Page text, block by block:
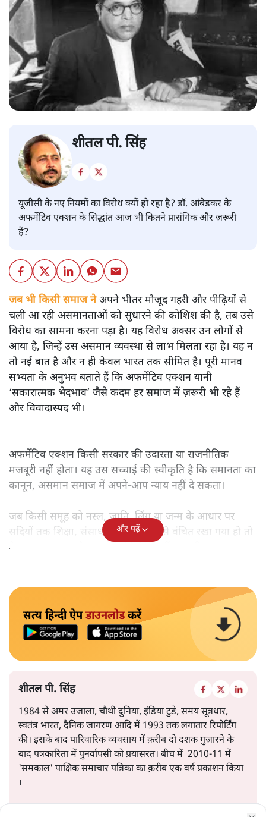
शीतल पी. सिंह
यूजीसी के नए नियमों का विरोध क्यों हो रहा है? डॉ. आंबेडकर के
अफर्मेटिव एक्शन के सिद्धांत आज भी कितने प्रासंगिक और ज़रूरी
हैं?
जब भी किसी समाज नेअपने भीतर मौजूद गहरी और पीढ़ियों से
चली आ रही असमानताओं को सुधारने की कोशिश की है, तब उसे
विरोध का सामना करना पड़ा है। यह विरोध अक्सर उन लोगों से
आया है, जिन्हें उस असमान व्यवस्था से लाभ मिलता रहा है। यह न
तो नई बात है और न ही केवल भारत तक सीमित है। पूरी मानव
सभ्यता के अनुभव बताते हैं कि अफर्मेटिव एक्शन यानी
‘सकारात्मक भेदभाव’ जैसे कदम हर समाज में ज़रूरी भी रहे हैं
और विवादास्पद भी।
अफर्मेटिव एक्शन किसी सरकार की उदारता या राजनीतिक
मजबूरी नहीं होता। यह उस सच्चाई की स्वीकृति है कि समानता का
कानून, असमान समाज में अपने-आप न्याय नहीं दे सकता।
जब किसी समूह को नस्ल, जाति, लिंग या जन्म के आधार पर
सदियों तक शिक्षा, संसाधनों और सम्मान से वंचित रखा गया हो तो
केवल ‘सब बराबर हैं’ कह देने से स्थिति नहीं बदलती।
और पढ़ें
सत्य हिन्दी ऐपडाउनलोडकरें
शीतल पी. सिंह
1984 से अमर उजाला, चौथी दुनिया, इंडिया टुडे, समय सूत्रधार,
स्वतंत्र भारत, दैनिक जागरण आदि में 1993 तक लगातार रिपोर्टिंग
की। इसके बाद पारिवारिक व्यवसाय में क़रीब दो दशक गुज़ारने के
बाद पत्रकारिता में पुनर्वापसी को प्रयासरत। बीच में 2010-11 में
'समकाल' पाक्षिक समाचार पत्रिका का क़रीब एक वर्ष प्रकाशन किया
।